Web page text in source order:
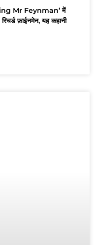
Mr Feynman’ में
रिचर्ड फ़ाईनमेन, यह कहानी